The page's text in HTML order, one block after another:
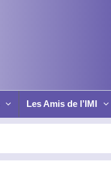
Les Amis de l’IMI